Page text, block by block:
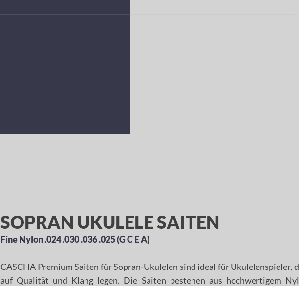
SOPRAN UKULELE SAITEN
Fine Nylon .024 .030 .036 .025 (G C E A)
CASCHA Premium Saiten für Sopran-Ukulelen sind ideal für Ukulelenspieler,
auf Qualität und Klang legen. Die Saiten bestehen aus hochwertigem